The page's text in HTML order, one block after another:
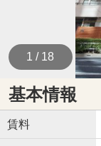
1 / 18
基本情報
賃料